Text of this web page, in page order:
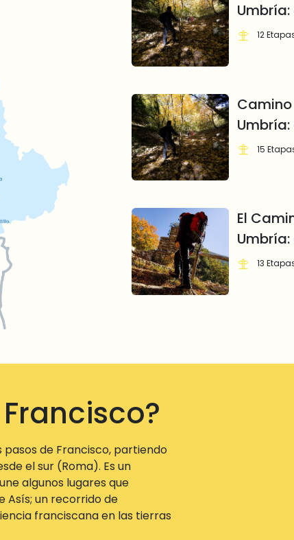
12
Camino
15
El
13
pasos de Francisco, partiendo
el sur (Roma). Es un
algunos lugares que
Asís; un recorrido de
franciscana en las tierras